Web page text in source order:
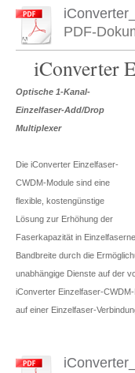
PDF-
iConverter
Optische 1-Kanal-
Einzelfaser-Add/Drop
Multiplexer
Die iConverter Einzelfaser-
CWDM-Module sind eine
flexible, kostengünstige
Lösung zur Erhöhung der
Faserkapazität in
Bandbreite durch die
unabhängige Dienste auf der
iConverter Einzelfaser-
auf einer Einzelfaser-